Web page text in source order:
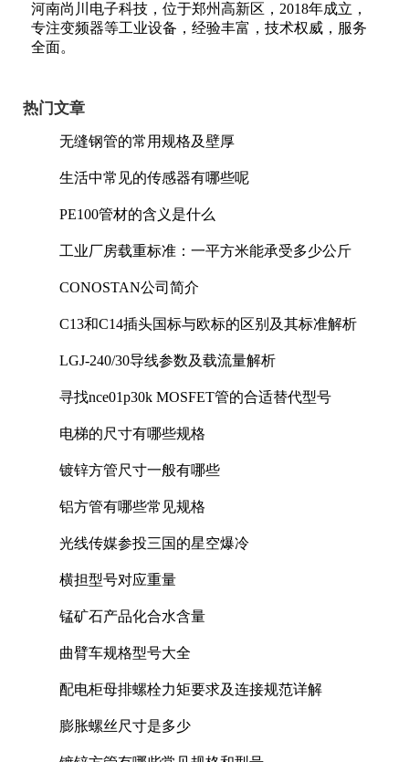
河南尚川电子科技，位于郑州高新区，2018年成立，
专注变频器等工业设备，经验丰富，技术权威，服务
全面。
热门文章
无缝钢管的常用规格及壁厚
生活中常见的传感器有哪些呢
PE100管材的含义是什么
工业厂房载重标准：一平方米能承受多少公斤
CONOSTAN公司简介
C13和C14插头国标与欧标的区别及其标准解析
LGJ-240/30导线参数及载流量解析
寻找nce01p30k MOSFET管的合适替代型号
电梯的尺寸有哪些规格
镀锌方管尺寸一般有哪些
铝方管有哪些常见规格
光线传媒参投三国的星空爆冷
横担型号对应重量
锰矿石产品化合水含量
曲臂车规格型号大全
配电柜母排螺栓力矩要求及连接规范详解
膨胀螺丝尺寸是多少